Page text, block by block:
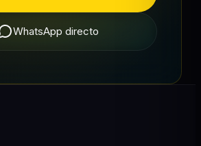
WhatsApp directo